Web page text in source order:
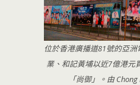
位於香港廣播道81號的亞
業、和記黃埔以近7億港元
「尚御」。由